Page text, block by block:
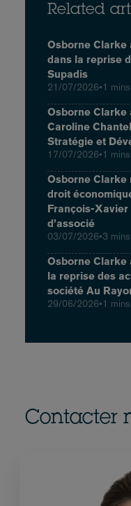
Related
Osborne Clarke
dans la reprise
Supadis
21/07/2026•1 mins
Osborne Clarke
Caroline
Stratégie et
17/07/2026•1 mins
Osborne Clarke
droit
François-
d’associé
03/07/2026•3 mins
Osborne Clarke
la reprise des
société Au
29/06/2026•1 mins
Contacter